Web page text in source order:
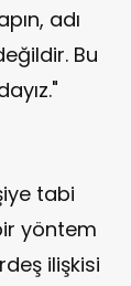
adı
Bu
tabi
yöntem
ilişkisi